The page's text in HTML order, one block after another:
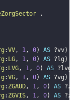
.
:VV, 1, 0) AS ?vv)
: LG, 1, 0) AS ?lg )
: LVG, 1, 0) AS ?lvg
:VG, 1, 0) AS ?vg )
: ZGAUD, 1, 0) AS
: ZGVIS, 1, 0) AS